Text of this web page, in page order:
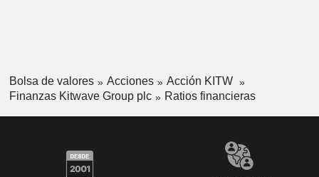
Bolsa de valores Acciones
Acción KITW
Finanzas Kitwave Group plc
Ratios financieras